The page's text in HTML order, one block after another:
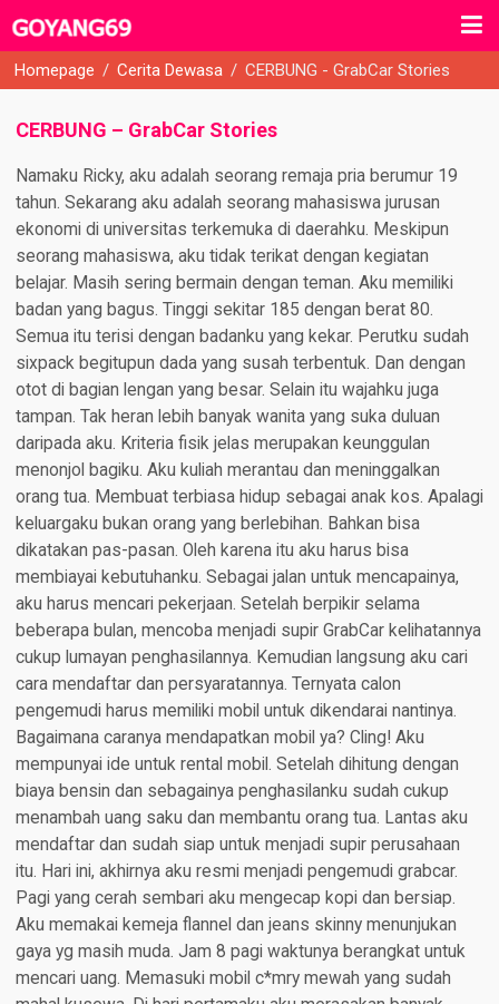
Homepage / Cerita Dewasa / CERBUNG - GrabCar Stories
CERBUNG – GrabCar Stories
Namaku Ricky, aku adalah seorang remaja pria berumur 19
tahun. Sekarang aku adalah seorang mahasiswa jurusan
ekonomi di universitas terkemuka di daerahku. Meskipun
seorang mahasiswa, aku tidak terikat dengan kegiatan
belajar. Masih sering bermain dengan teman. Aku memiliki
badan yang bagus. Tinggi sekitar 185 dengan berat 80.
Semua itu terisi dengan badanku yang kekar. Perutku sudah
sixpack begitupun dada yang susah terbentuk. Dan dengan
otot di bagian lengan yang besar. Selain itu wajahku juga
tampan. Tak heran lebih banyak wanita yang suka duluan
daripada aku. Kriteria fisik jelas merupakan keunggulan
menonjol bagiku. Aku kuliah merantau dan meninggalkan
orang tua. Membuat terbiasa hidup sebagai anak kos. Apalagi
keluargaku bukan orang yang berlebihan. Bahkan bisa
dikatakan pas-pasan. Oleh karena itu aku harus bisa
membiayai kebutuhanku. Sebagai jalan untuk mencapainya,
aku harus mencari pekerjaan. Setelah berpikir selama
beberapa bulan, mencoba menjadi supir GrabCar kelihatannya
cukup lumayan penghasilannya. Kemudian langsung aku cari
cara mendaftar dan persyaratannya. Ternyata calon
pengemudi harus memiliki mobil untuk dikendarai nantinya.
Bagaimana caranya mendapatkan mobil ya? Cling! Aku
mempunyai ide untuk rental mobil. Setelah dihitung dengan
biaya bensin dan sebagainya penghasilanku sudah cukup
menambah uang saku dan membantu orang tua. Lantas aku
mendaftar dan sudah siap untuk menjadi supir perusahaan
itu. Hari ini, akhirnya aku resmi menjadi pengemudi grabcar.
Pagi yang cerah sembari aku mengecap kopi dan bersiap.
Aku memakai kemeja flannel dan jeans skinny menunjukan
gaya yg masih muda. Jam 8 pagi waktunya berangkat untuk
mencari uang. Memasuki mobil c*mry mewah yang sudah